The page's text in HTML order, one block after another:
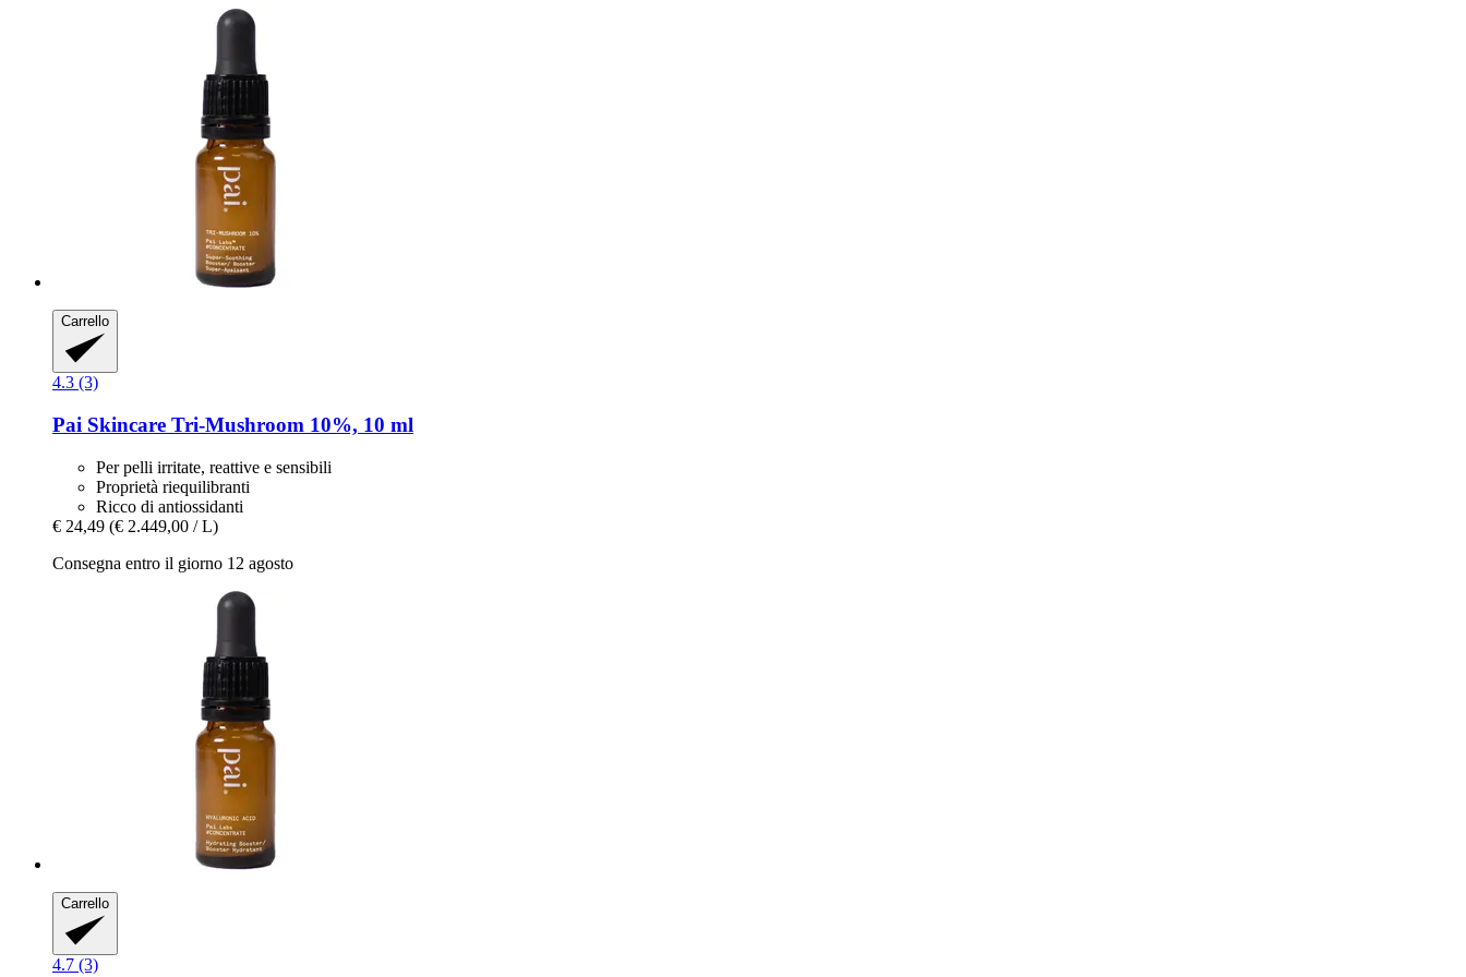
Carrello
4.3 (3)
Pai Skincare Tri-​Mushroom 10%, 10 ml
Per pelli irritate, reattive e sensibili
Proprietà riequilibranti
Ricco di antiossidanti
€ 24,49 (€ 2.449,00 / L)
Consegna entro il giorno 12 agosto
Carrello
4.7 (3)